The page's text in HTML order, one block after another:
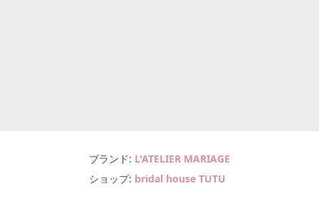
ブランド L'ATELIER MARIAGE
ショップ bridal house TUTU